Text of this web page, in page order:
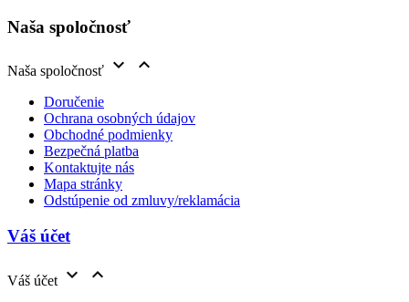
Naša spoločnosť
Naša spoločnosť  
Doručenie
Ochrana osobných údajov
Obchodné podmienky
Bezpečná platba
Kontaktujte nás
Mapa stránky
Odstúpenie od zmluvy/reklamácia
Váš účet
Váš účet  